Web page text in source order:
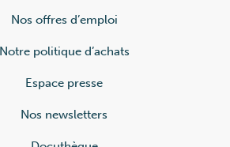
Nos offres d’emploi
Notre politique d’achats
Espace presse
Nos newsletters